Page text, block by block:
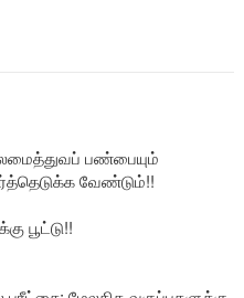
பண்பையும்
வேண்டும்!!
பூட்டு!!